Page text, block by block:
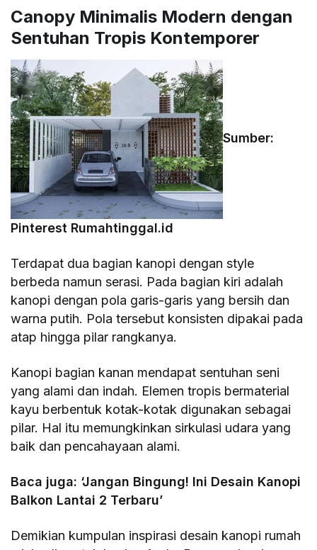
Canopy Minimalis Modern dengan
Sentuhan Tropis Kontemporer
Sumber:
Pinterest Rumahtinggal.id
Terdapat dua bagian kanopi dengan style
berbeda namun serasi. Pada bagian kiri adalah
kanopi dengan pola garis-garis yang bersih dan
warna putih. Pola tersebut konsisten dipakai pada
atap hingga pilar rangkanya.
Kanopi bagian kanan mendapat sentuhan seni
yang alami dan indah. Elemen tropis bermaterial
kayu berbentuk kotak-kotak digunakan sebagai
pilar. Hal itu memungkinkan sirkulasi udara yang
baik dan pencahayaan alami.
Baca juga: ‘Jangan Bingung! Ini Desain Kanopi
Balkon Lantai 2 Terbaru’
Demikian kumpulan inspirasi desain kanopi rumah